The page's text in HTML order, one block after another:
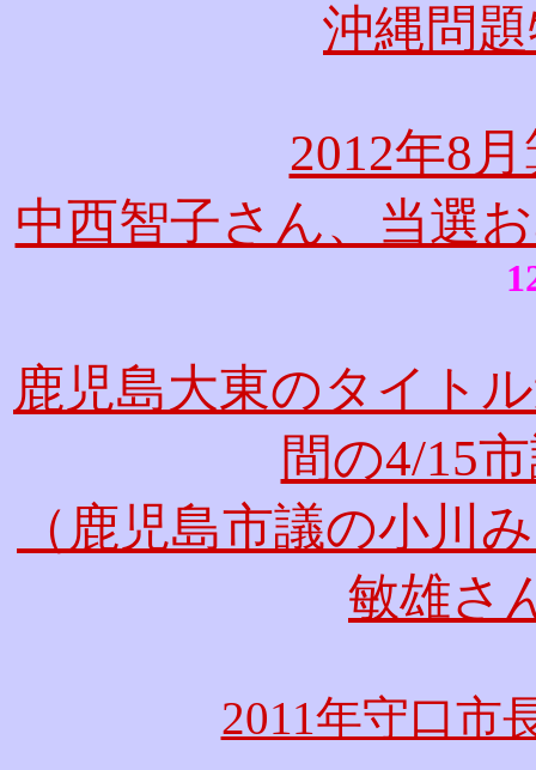
沖縄問
2012年8
中西智子さん、当選
鹿児島大東のタイト
間の4/15
（鹿児島市議の小川
敏雄さ
2011年守口市